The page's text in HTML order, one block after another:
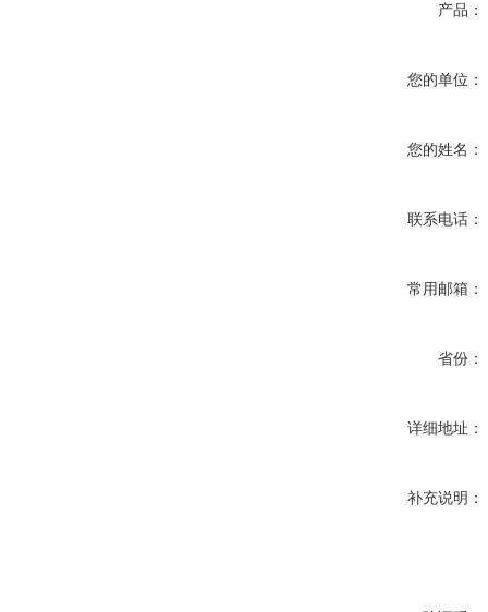
产品：
您的单位：
您的姓名：
联系电话：
常用邮箱：
省份：
详细地址：
补充说明：